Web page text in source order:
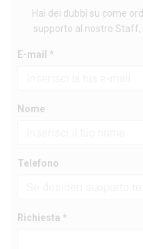
Hai dei dubbi su come
supporto al nostro Staff,
E-mail *
Nome
Telefono
Richiesta *